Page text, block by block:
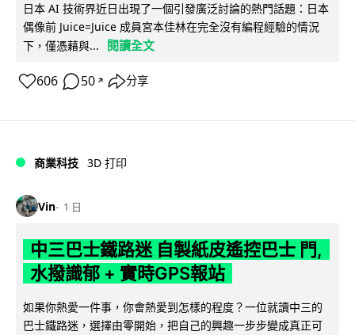
日本 AI 技術界近日出現了一個引發廣泛討論的熱門話題：日本
偶像前 Juice=Juice 成員宮本佳林在完全沒有編程經驗的情況
下，僅憑藉與...
閱讀全文
606 50 ↗ 分享
商業科技 3D 打印
Vin 1 日
中三巴士鐵路迷 自製紙皮遙控巴士 門,
水撥識郁 + 實時GPS報站
如果你熱愛一件事，你會熱愛到怎樣的程度？一位就讀中三的
巴士鐵路迷，選擇由零開始，把自己的興趣一步步變成真正可